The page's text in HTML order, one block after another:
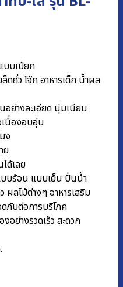
บบเปียก
ถั่ว โจ๊ก อาหารเด็ก น้ำผล
อย่างละเอียด นุ่มเนียน
เนื่องอบอุ่น
ง
ย
ด้เลย
บบร้อน แบบเย็น ปั่นน้ำ
ลไม้ต่างๆ อาหารเสริม
ภับต่อการบริโภค
อย่างรวดเร็ว สะดวก